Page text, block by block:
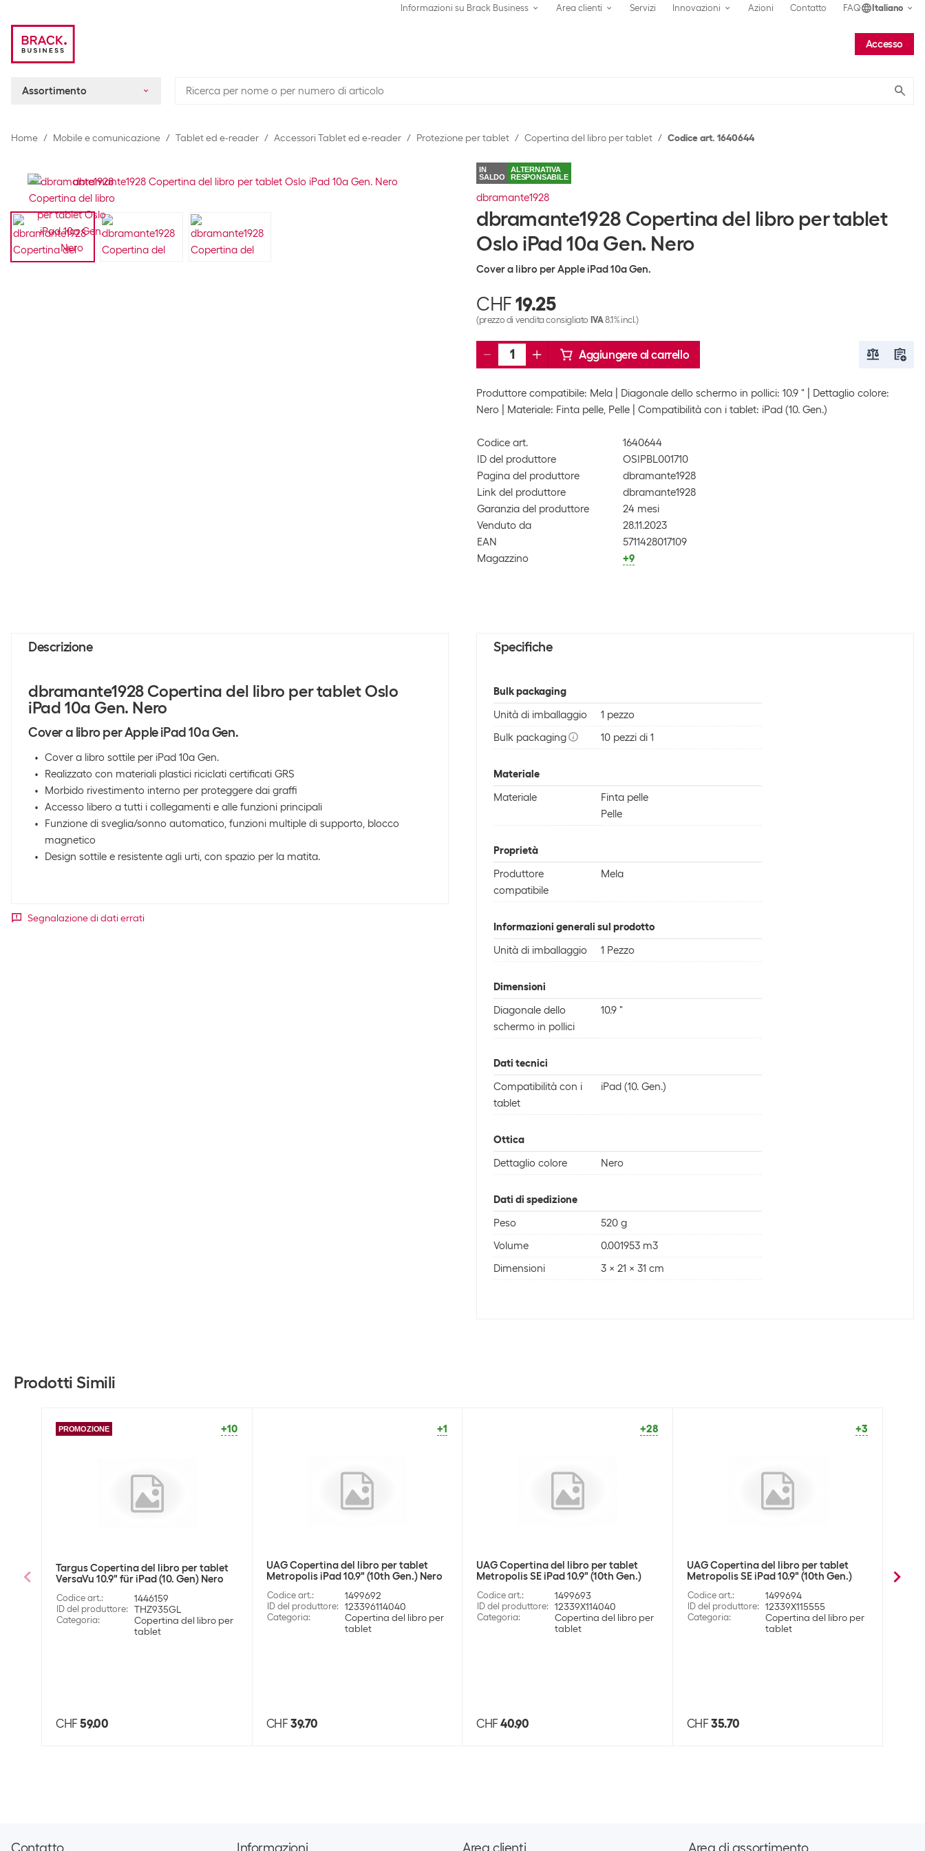
Informazioni su Brack Business Area clienti Servizi Innovazioni Azioni Contatto FAQ Italiano
Accesso
Assortimento
Home Mobile e comunicazione Tablet ed e-reader Accessori Tablet ed e-reader Protezione per tablet Copertina del libro per tablet Codice art. 1640644
IN
SALDO
ALTERNATIVA
RESPONSABILE
dbramante1928
dbramante1928 Copertina del libro per tablet
Oslo iPad 10a Gen. Nero
Cover a libro per Apple iPad 10a Gen.
CHF 19.25
(prezzo di vendita consigliato IVA8.1% incl.)
Aggiungere al carrello
Produttore compatibile: Mela Diagonale dello schermo in pollici: 10.9 "
Dettaglio colore:
Nero
Materiale: Finta pelle, Pelle Compatibilità con i tablet: iPad (10. Gen.)
Codice art.
1640644
ID del produttore
OSIPBL001710
Pagina del produttore
dbramante1928
Link del produttore
dbramante1928
Garanzia del produttore
24 mesi
Venduto da
28.11.2023
EAN
5711428017109
Magazzino
+9
Descrizione
dbramante1928 Copertina del libro per tablet Oslo
iPad 10a Gen. Nero
Cover a libro per Apple iPad 10a Gen.
Cover a libro sottile per iPad 10a Gen.
Realizzato con materiali plastici riciclati certificati GRS
Morbido rivestimento interno per proteggere dai graffi
Accesso libero a tutti i collegamenti e alle funzioni principali
Funzione di sveglia/sonno automatico, funzioni multiple di supporto, blocco
magnetico
Design sottile e resistente agli urti, con spazio per la matita.
Segnalazione di dati errati
Specifiche
Bulk packaging
Unità di imballaggio
1 pezzo
Bulk packaging
10 pezzi di 1
Materiale
Materiale
Finta pelle
Pelle
Proprietà
Produttore
compatibile
Mela
Informazioni generali sul prodotto
Unità di imballaggio
1 Pezzo
Dimensioni
Diagonale dello
schermo in pollici
10.9 "
Dati tecnici
Compatibilità con i
tablet
iPad (10. Gen.)
Ottica
Dettaglio colore
Nero
Dati di spedizione
Peso
520 g
Volume
0.001953 m3
Dimensioni
3 x 21 x 31 cm
Prodotti Simili
PROMOZIONE +10
Targus Copertina del libro per tablet
VersaVu 10.9" für iPad (10. Gen) Nero
Codice art.: 1446159
ID del produttore: THZ935GL
Categoria:
Copertina del libro per
tablet
CHF 59.00
+1
UAG Copertina del libro per tablet
Metropolis iPad 10.9" (10th Gen.) Nero
Codice art.: 1499692
ID del produttore: 123396114040
Categoria:
Copertina del libro per
tablet
CHF 39.70
+28
UAG Copertina del libro per tablet
Metropolis SE iPad 10.9" (10th Gen.)
Codice art.: 1499693
ID del produttore: 12339X114040
Categoria:
Copertina del libro per
tablet
CHF 40.90
+3
UAG Copertina del libro per tablet
Metropolis SE iPad 10.9" (10th Gen.)
Codice art.: 1499694
ID del produttore: 12339X115555
Categoria:
Copertina del libro per
tablet
CHF 35.70
Plyo